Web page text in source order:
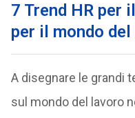
7 Trend HR per
per il mondo
A disegnare le grandi
sul mondo del lavoro